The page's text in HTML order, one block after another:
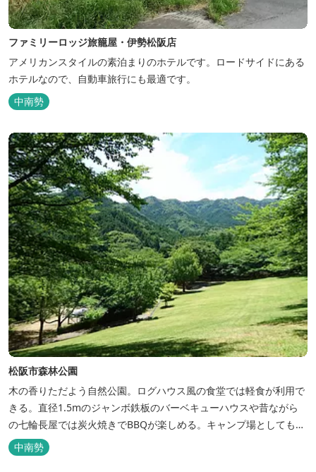
ファミリーロッジ旅籠屋・伊勢松阪店
アメリカンスタイルの素泊まりのホテルです。ロードサイドにある
ホテルなので、自動車旅行にも最適です。
中南勢
松阪市森林公園
木の香りただよう自然公園。ログハウス風の食堂では軽食が利用で
きる。直径1.5mのジャンボ鉄板のバーベキューハウスや昔ながら
の七輪長屋では炭火焼きでBBQが楽しめる。キャンプ場としても人
気で、週末は多くのキャンパーでにぎわっている。バンガローや5
タイプのテントサイトがある。展望台からは市街が一望できる。ま
中南勢